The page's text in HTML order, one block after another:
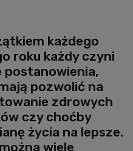
każdego
roku każdy czyni
postanowienia,
pozwolić na
zdrowych
czy choćby
życia na lepsze.
wiele